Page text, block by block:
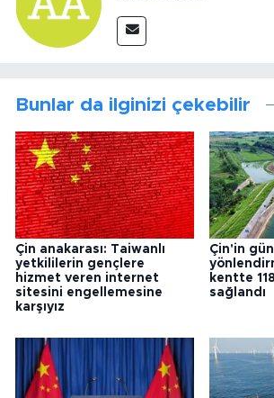
Bunlar da ilginizi çekebilir
Çin anakarası: Taiwanlı
yetkililerin gençlere
hizmet veren internet
sitesini engellemesine
karşıyız
Çin'in
kentte
sağlandı